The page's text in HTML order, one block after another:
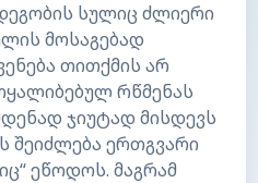
სულიც ძლიერი
მოსაგებად
თითქმის არ
რწმენას
ჯიუტად მისდევს
შეიძლება ერთგვარი
ეწოდოს. მაგრამ